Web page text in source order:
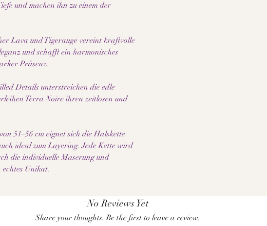
und machen ihn zu einem der
Lava und Tigerauge vereint kraftvolle
und schafft ein harmonisches
Präsenz.
Details unterstreichen die edle
Terra Noire ihren zeitlosen und
51–56 cm eignet sich die Halskette
ideal zum Layering. Jede Kette wird
die individuelle Maserung und
echtes Unikat.
No Reviews Yet
Share your thoughts. Be the first to leave a review.